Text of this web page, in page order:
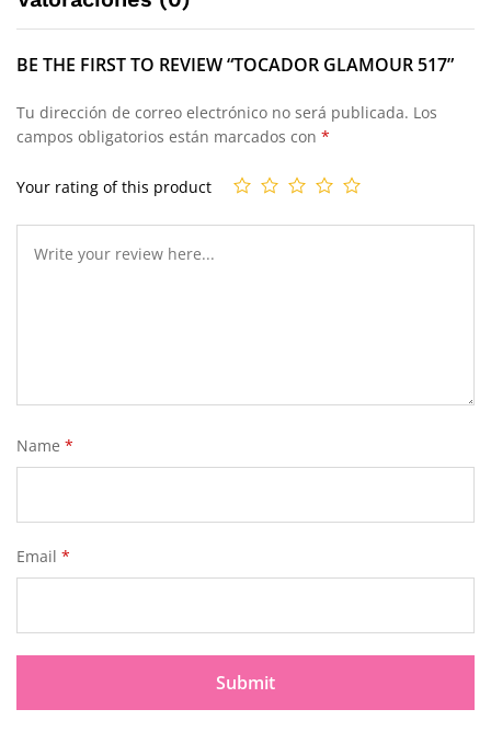
BE THE FIRST TO REVIEW “TOCADOR GLAMOUR 517”
Tu dirección de correo electrónico no será publicada. Los
campos obligatorios están marcados con *
Your rating of this product
Name *
Email *